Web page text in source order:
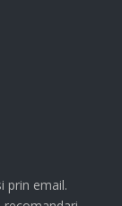
prin email.